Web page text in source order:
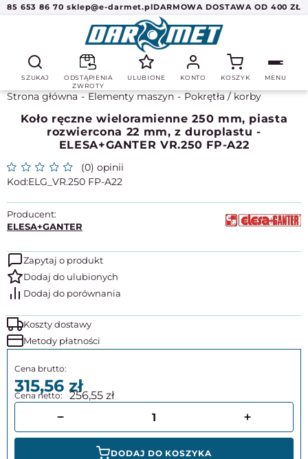
85 653 86 70 sklep@e-darmet.plDARMOWA DOSTAWA OD 400 ZŁ
SZUKAJ
ODSTĄPIENIA
ZWROTY
ULUBIONE KONTO KOSZYK MENU
Strona główna Elementy maszyn Pokrętła / korby
Koło ręczne wieloramienne 250 mm, piasta
rozwiercona 22 mm, z duroplastu -
ELESA+GANTER VR.250 FP-A22
(0) opinii
ELG_VR.250 FP-A22
Producent:
ELESA+GANTER
Zapytaj o produkt
Koszty dostawy
Metody płatności
315,56 256,55
DODAJ DO KOSZYKA